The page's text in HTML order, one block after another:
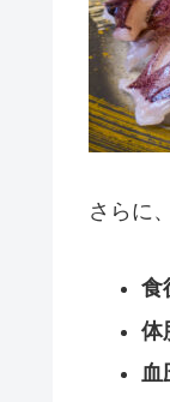
さらに
食
体
血